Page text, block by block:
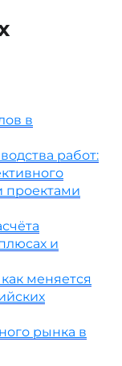
в
работ:
проектами
и
меняется
рынка в